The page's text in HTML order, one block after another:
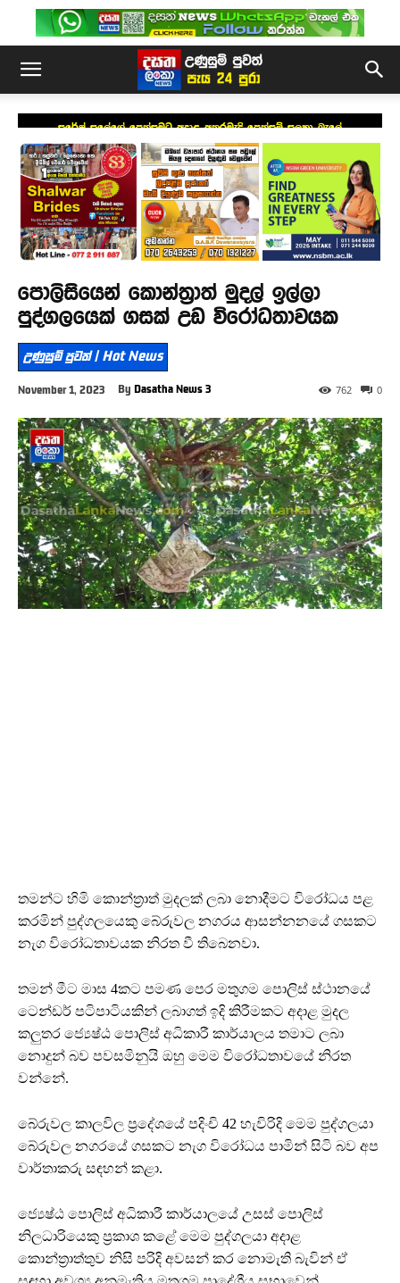
සුරේෂ් සලේගේ පෙත්සමට අදාළ අතරමැදි පෙත්සම් සලකා බැලේ
පොලිසියෙන් කොන්ත්‍රාත් මුදල් ඉල්ලා
පුද්ගලයෙක් ගසක් උඩ විරෝධතාවයක
උණුසුම් පුවත් | Hot News
November 1, 2023 By Dasatha News 3 0
762
තමන්ට හිමි කොන්ත්‍රාත් මුදලක් ලබා නොදීමට විරෝධය පළ
කරමින් පුද්ගලයෙකු බේරුවල නගරය ආසන්නනයේ ගසකට
නැග විරෝධතාවයක නිරත වී තිබෙනවා.
තමන් මීට මාස 4කට පමණ පෙර මතුගම පොලිස් ස්ථානයේ
ටෙන්ඩර් පටිපාටියකින් ලබාගත් ඉදි කිරීමකට අදාළ මුදල
කලුතර ජ්‍යෙෂ්ඨ පොලිස් අධිකාරී කාර්යාලය තමාට ලබා
නොදුන් බව පවසමිනුයි ඔහු මෙම විරෝධතාවයේ නිරත
වන්නේ.
බේරුවල කාලවිල ප්‍රදේශයේ පදිංචි 42 හැවිරිදි මෙම පුද්ගලයා
බේරුවල නගරයේ ගසකට නැග විරෝධය පාමින් සිටි බව අප
වාර්තාකරු සඳහන් කළා.
ජ්‍යෙෂ්ඨ පොලිස් අධිකාරී කාර්යාලයේ උසස් පොලිස්
නිලධාරියෙකු ප්‍රකාශ කළේ මෙම පුද්ගලයා අදාළ
කොන්ත්‍රාත්තුව නිසි පරිදි අවසන් කර නොමැති බැවින් ඒ